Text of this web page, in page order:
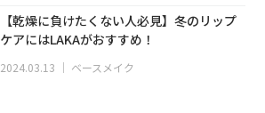
【乾燥に負けたくない人必見】冬のリップ
ケアにはLAKAがおすすめ！
2024.03.13 ｜ ベースメイク